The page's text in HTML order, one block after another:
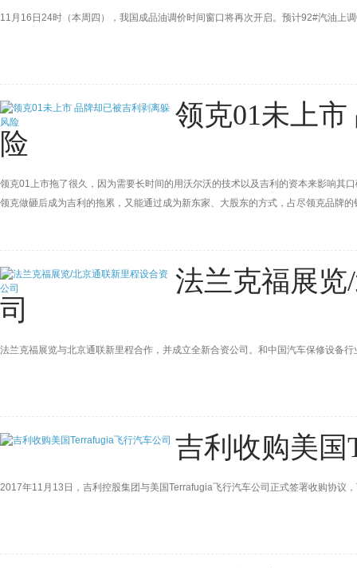
11月16日24时（本周四），我国成品油调价时间窗口将再次开启。预计92#汽油上
领克01未上
险
领克01上市拖了很久，因为需要长时间的用沃尔沃的技术以及吉利的资本来影响其
领克做砸后成为吉利的拖累，又能通过成为新东家、大股东的方式，占尽领克品牌的
法兰克福展
司
法兰克福展览与北京通联新里程合作，并成立全新合资公司。和中国汽车保修设备
吉利收购美国
2017年11月13日，吉利控股集团与美国Terrafugia飞行汽车公司正式签署收购协议